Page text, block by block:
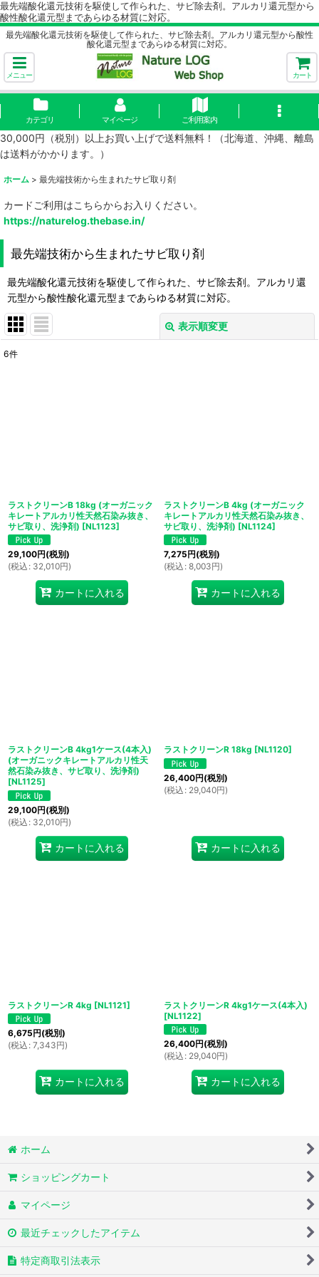
最先端酸化還元技術を駆使して作られた、サビ除去剤。アルカリ還元型から
酸性酸化還元型まであらゆる材質に対応。
最先端酸化還元技術を駆使して作られた、サビ除去剤。アルカリ還元型から酸性
酸化還元型まであらゆる材質に対応。
メニュー カート
カテゴリ マイページ ご利用案内
30,000円（税別）以上お買い上げで送料無料！（北海道、沖縄、離島
は送料がかかります。）
ホーム > 最先端技術から生まれたサビ取り剤
カードご利用はこちらからお入りください。
https://naturelog.thebase.in/
最先端技術から生まれたサビ取り剤
最先端酸化還元技術を駆使して作られた、サビ除去剤。アルカリ還
元型から酸性酸化還元型まであらゆる材質に対応。
表示順変更
6件
ラストクリーンB 18kg (オーガニック
キレートアルカリ性天然石染み抜き、
サビ取り、洗浄剤) [NL1123]
29,100円(税別)
(税込 : 32,010円)
カートに入れる
ラストクリーンB 4kg (オーガニック
キレートアルカリ性天然石染み抜き、
サビ取り、洗浄剤) [NL1124]
7,275円(税別)
(税込 : 8,003円)
カートに入れる
ラストクリーンB 4kg1ケース(4本入)
(オーガニックキレートアルカリ性天
然石染み抜き、サビ取り、洗浄剤)
[NL1125]
29,100円(税別)
(税込 : 32,010円)
カートに入れる
ラストクリーンR 18kg [NL1120]
26,400円(税別)
(税込 : 29,040円)
カートに入れる
ラストクリーンR 4kg [NL1121]
6,675円(税別)
(税込 : 7,343円)
カートに入れる
ラストクリーンR 4kg1ケース(4本入)
[NL1122]
26,400円(税別)
(税込 : 29,040円)
カートに入れる
ホーム
ショッピングカート
マイページ
最近チェックしたアイテム
特定商取引法表示